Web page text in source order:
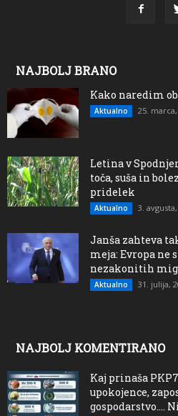
NAJBOLJ BRANO
Kako naredim
Aktualno 25. marca,
Letina v
toča, suša in
pridelek
Aktualno 3.
Janša zahteva
meja: Evropa ne
nezakonitih
Aktualno 31. julija,
NAJBOLJ KOMENTIRANO
Kaj prinaša
upokojence,
gospodarstvo….